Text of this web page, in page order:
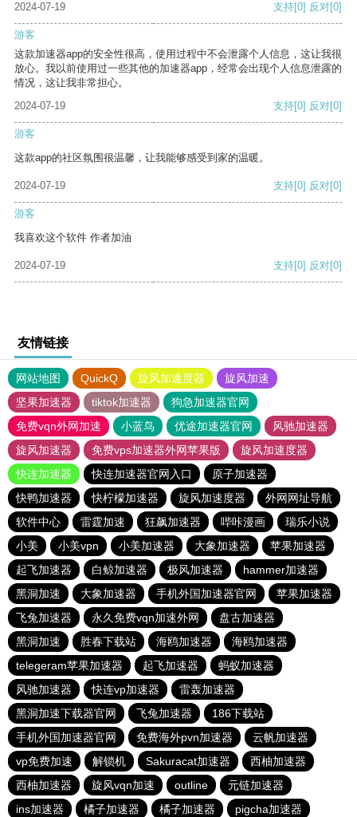
2024-07-19
支持[0] 反对[0]
游客
这款加速器app的安全性很高，使用过程中不会泄露个人信息，这让我很
放心。我以前使用过一些其他的加速器app，经常会出现个人信息泄露的
情况，这让我非常担心。
2024-07-19
支持[0] 反对[0]
游客
这款app的社区氛围很温馨，让我能够感受到家的温暖。
2024-07-19 支持[0] 反对[0]
游客
我喜欢这个软件 作者加油
2024-07-19 支持[0] 反对[0]
友情链接
网站地图 QuickQ 旋风加速度器
旋风加速
坚果加速器
tiktok加速器
狗急加速器官网
免费vqn外网加速
小蓝鸟 优途加速器官网
风驰加速器
旋风加速器
免费vps加速器外网苹果版
旋风加速度器
快连加速器
快连加速器官网入口
原子加速器
快鸭加速器
快柠檬加速器 旋风加速度器
外网网址导航
软件中心
雷霆加速 狂飙加速器 哔咔漫画
瑞乐小说
小美
小美vpn 小美加速器 大象加速器
苹果加速器
起飞加速器
白鲸加速器 极风加速器
hammer加速器
黑洞加速
大象加速器 手机外国加速器官网
苹果加速器
飞兔加速器
永久免费vqn加速外网
盘古加速器
黑洞加速
胜春下载站 海鸥加速器
海鸥加速器
telegeram苹果加速器
起飞加速器
蚂蚁加速器
风驰加速器
快连vp加速器
雷轰加速器
黑洞加速下载器官网
飞兔加速器
186下载站
手机外国加速器官网
免费海外pvn加速器
云帆加速器
vp免费加速
解锁机 Sakuracat加速器
西柚加速器
西柚加速器
旋风vqn加速 outline
元链加速器
ins加速器
橘子加速器 橘子加速器 pigcha加速器